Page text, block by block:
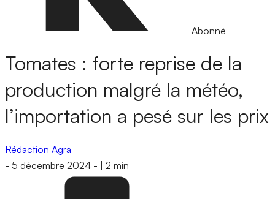
Abonné
Tomates : forte reprise de la
production malgré la météo,
l’importation a pesé sur les prix
Rédaction Agra
- 5 décembre 2024 - 2 min